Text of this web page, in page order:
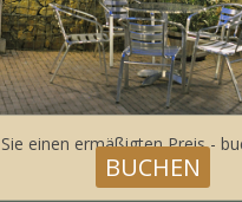
einen ermäßigten Preis -
BUCHEN